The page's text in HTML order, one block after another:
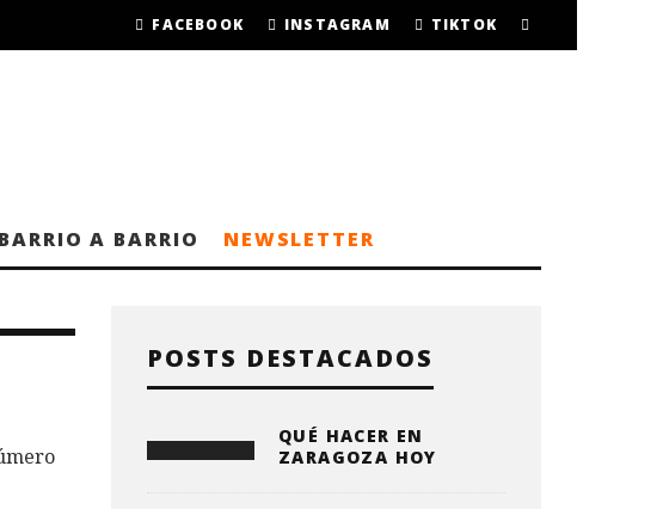
FACEBOOK INSTAGRAM TIKTOK
BARRIO A BARRIO NEWSLETTER
POSTS DESTACADOS
QUÉ HACER EN
ZARAGOZA HOY